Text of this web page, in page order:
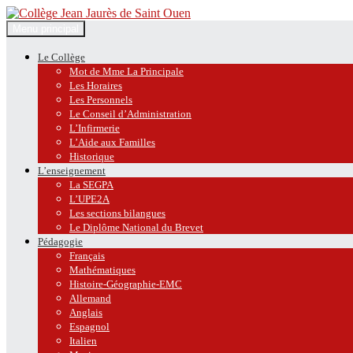
Collège Jean Jaurès de Saint
Recherche
au
contenu
Le Collège
Mot de Mme La Principale
Les Horaires
Les Personnels
Le Conseil d’Administration
L’Infirmerie
L’Aide aux Familles
Historique
L’enseignement
La SEGPA
L’UPE2A
Les sections bilangues
Le Diplôme National du Brevet
Pédagogie
Français
Mathématiques
Histoire-Géographie-EMC
Allemand
Anglais
Espagnol
Italien